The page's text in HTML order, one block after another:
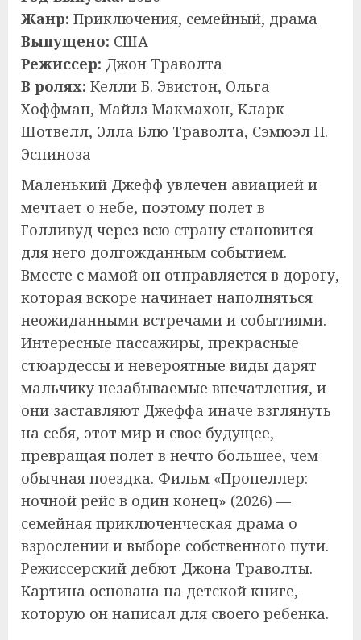
Жанр: Приключения, семейный, драма
Выпущено: США
Режиссер: Джон Траволта
В ролях: Келли Б. Эвистон, Ольга
Хоффман, Майлз Макмахон, Кларк
Шотвелл, Элла Блю Траволта, Сэмюэл П.
Эспиноза
Маленький Джефф увлечен авиацией и
мечтает о небе, поэтому полет в
Голливуд через всю страну становится
для него долгожданным событием.
Вместе с мамой он отправляется в дорогу,
которая вскоре начинает наполняться
неожиданными встречами и событиями.
Интересные пассажиры, прекрасные
стюардессы и невероятные виды дарят
мальчику незабываемые впечатления, и
они заставляют Джеффа иначе взглянуть
на себя, этот мир и свое будущее,
превращая полет в нечто большее, чем
обычная поездка. Фильм «Пропеллер:
ночной рейс в один конец» (2026) —
семейная приключенческая драма о
взрослении и выборе собственного пути.
Режиссерский дебют Джона Траволты.
Картина основана на детской книге,
которую он написал для своего ребенка.